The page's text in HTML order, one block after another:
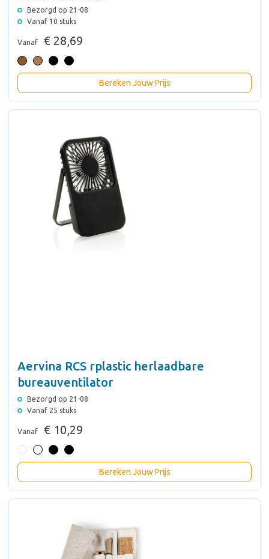
Bezorgd op 21-08
Vanaf 10 stuks
Vanaf € 28,69
Bereken Jouw Prijs
Aervina RCS rplastic herlaadbare
bureauventilator
Bezorgd op 21-08
Vanaf 25 stuks
Vanaf € 10,29
Bereken Jouw Prijs